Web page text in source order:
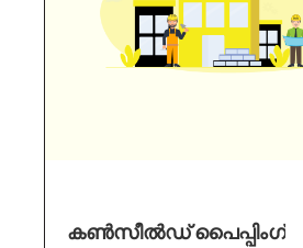
കൺസീൽഡ് പൈപ്പിംഗ്